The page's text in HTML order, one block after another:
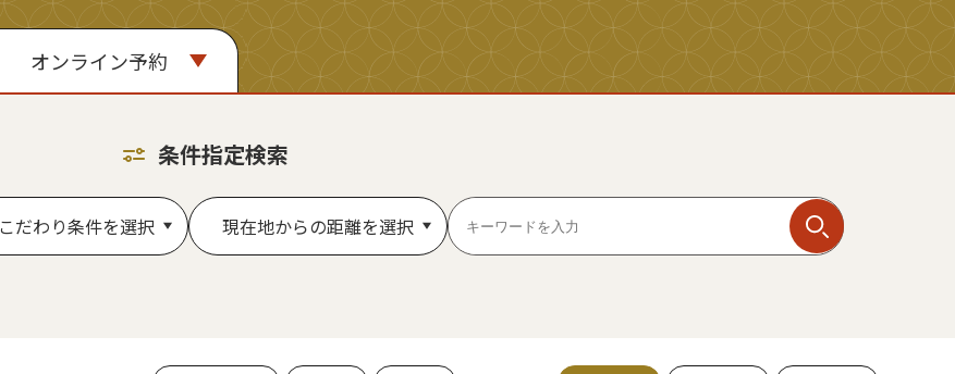
オンライン予約
条件指定検索
こだわり条件を選択 現在地からの距離を選択